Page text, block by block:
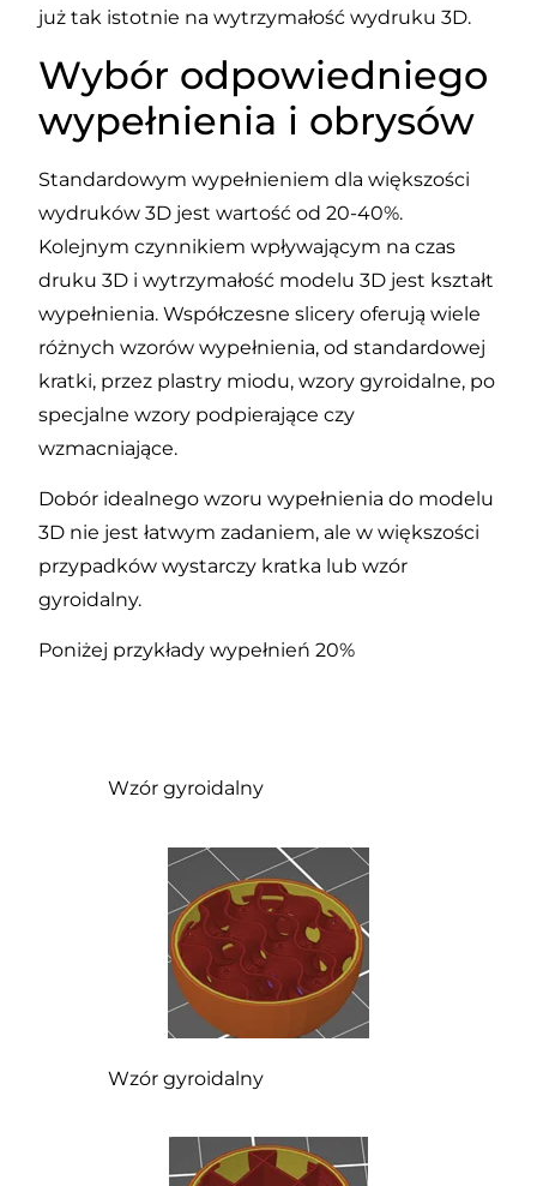
już tak istotnie na wytrzymałość wydruku 3D.
Wybór odpowiedniego
wypełnienia i obrysów
Standardowym wypełnieniem dla większości
wydruków 3D jest wartość od 20-40%.
Kolejnym czynnikiem wpływającym na czas
druku 3D i wytrzymałość modelu 3D jest kształt
wypełnienia. Współczesne slicery oferują wiele
różnych wzorów wypełnienia, od standardowej
kratki, przez plastry miodu, wzory gyroidalne, po
specjalne wzory podpierające czy
wzmacniające.
Dobór idealnego wzoru wypełnienia do modelu
3D nie jest łatwym zadaniem, ale w większości
przypadków wystarczy kratka lub wzór
gyroidalny.
Poniżej przykłady wypełnień 20%
Wzór gyroidalny
Wzór gyroidalny